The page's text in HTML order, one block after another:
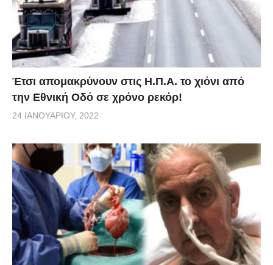
Έτσι απομακρύνουν στις Η.Π.Α. το χιόνι από
την Εθνική Οδό σε χρόνο ρεκόρ!
24 ΙΑΝΟΥΑΡΊΟΥ, 2022